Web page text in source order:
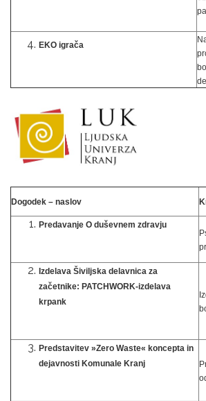
EKO igrača
Dogodek – naslov
Predavanje O duševnem zdravju
Izdelava Šiviljska delavnica za
začetnike: PATCHWORK-izdelava
krpank
Predstavitev »Zero Waste« koncepta in
dejavnosti Komunale Kranj